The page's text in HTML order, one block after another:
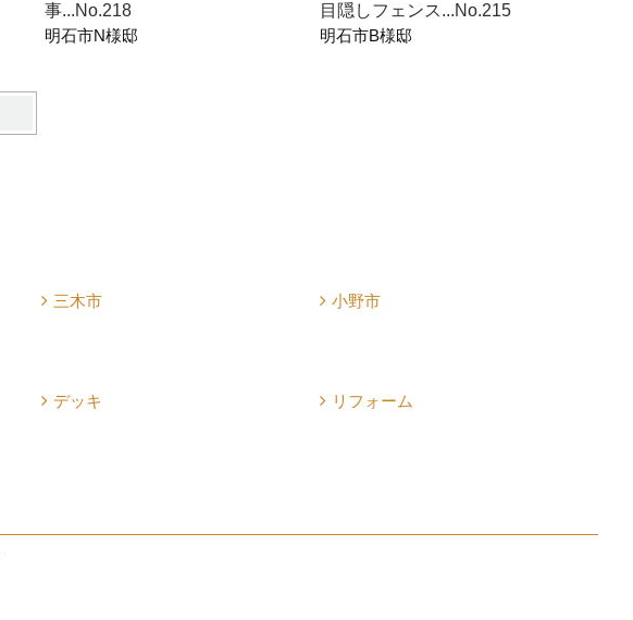
事...No.218
明石市N様邸
目隠しフェンス...No.215
明石市B様邸
三木市
小野市
デッキ リフォーム